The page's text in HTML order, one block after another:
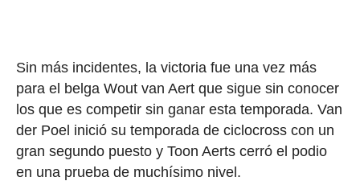
Sin más incidentes, la victoria fue una vez más
para el belga Wout van Aert que sigue sin conocer
los que es competir sin ganar esta temporada. Van
der Poel inició su temporada de ciclocross con un
gran segundo puesto y Toon Aerts cerró el podio
en una prueba de muchísimo nivel.